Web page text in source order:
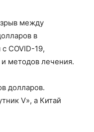
между
в
COVID-19,
методов лечения.
долларов.
V», а Китай